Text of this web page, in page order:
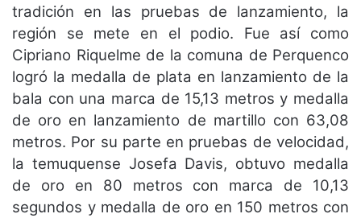
tradición en las pruebas de lanzamiento, la
región se mete en el podio. Fue así como
Cipriano Riquelme de la comuna de Perquenco
logró la medalla de plata en lanzamiento de la
bala con una marca de 15,13 metros y medalla
de oro en lanzamiento de martillo con 63,08
metros. Por su parte en pruebas de velocidad,
la temuquense Josefa Davis, obtuvo medalla
de oro en 80 metros con marca de 10,13
segundos y medalla de oro en 150 metros con